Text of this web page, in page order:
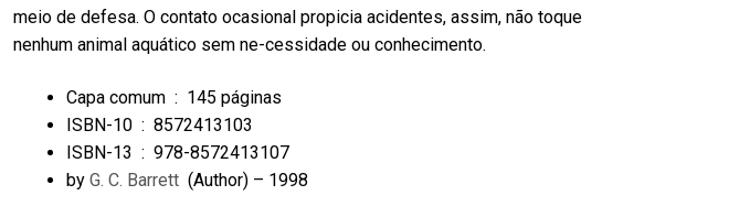
meio de defesa. O contato ocasional propicia acidentes, assim, não toque
nenhum animal aquático sem ne-cessidade ou conhecimento.
Capa comum ‏ : ‎ 145 páginas
ISBN-10 ‏ : ‎ 8572413103
ISBN-13 ‏ : ‎ 978-8572413107
by G. C. Barrett (Author) – 1998